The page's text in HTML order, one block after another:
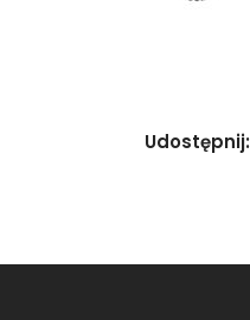
Udostępnij: